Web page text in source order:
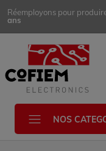
Réemployons pour
ans
NOS